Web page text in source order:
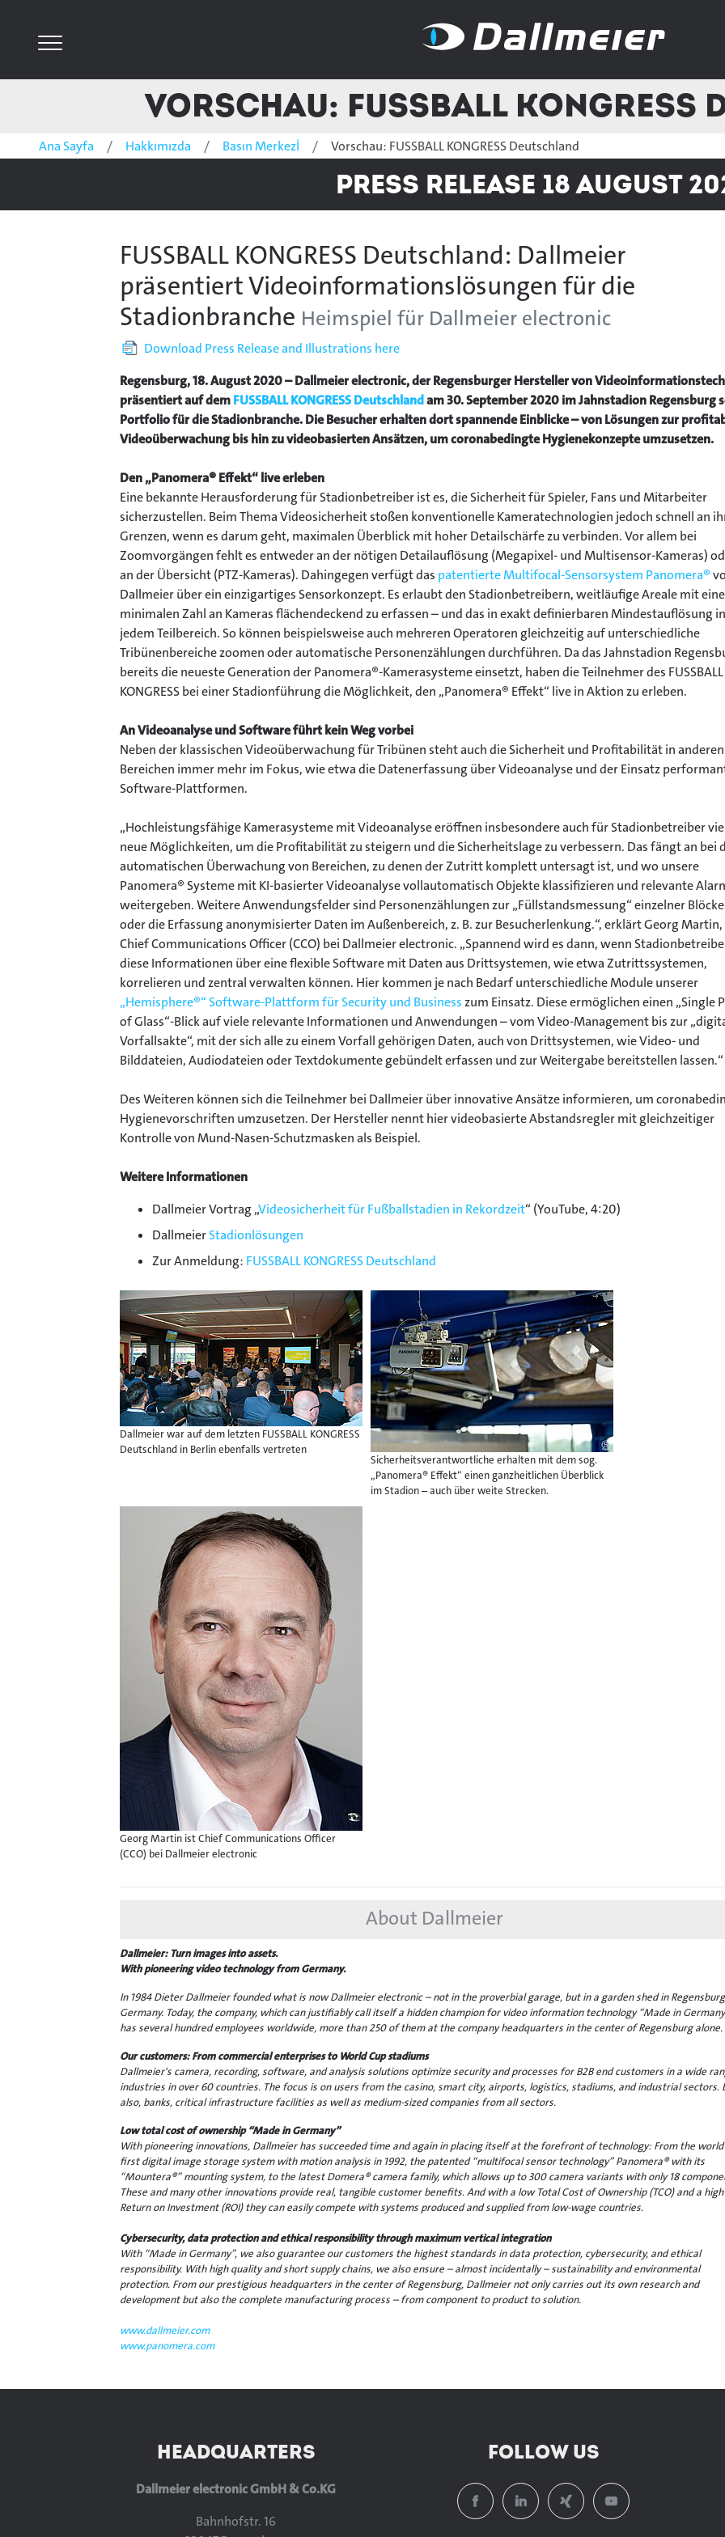
Vorschau: FUSSBALL
Ana Sayfa Hakkımızda Basın Merkezİ Vorschau: FUSSBALL KONGRESS Deutschland
Press Release 18 August
FUSSBALL KONGRESS Deutschland: Dallmeier
präsentiert Videoinformationslösungen für die
Stadionbranche Heimspiel für Dallmeier electronic
Download Press Release and Illustrations here
Regensburg, 18. August 2020 – Dallmeier electronic, der Regensburger Hersteller von
präsentiert auf demFUSSBALL KONGRESS Deutschlandam 30. September 2020 im Jahnstadion Regensburg
Portfolio für die Stadionbranche. Die Besucher erhalten dort spannende Einblicke – von Lösungen zur
Videoüberwachung bis hin zu videobasierten Ansätzen, um coronabedingte Hygienekonzepte umzusetzen.
Den „Panomera® Effekt“ live erleben
Eine bekannte Herausforderung für Stadionbetreiber ist es, die Sicherheit für Spieler, Fans und Mitarbeiter
sicherzustellen. Beim Thema Videosicherheit stoßen konventionelle Kameratechnologien jedoch schnell an
Grenzen, wenn es darum geht, maximalen Überblick mit hoher Detailschärfe zu verbinden. Vor allem bei
Zoomvorgängen fehlt es entweder an der nötigen Detailauflösung (Megapixel- und Multisensor-Kameras)
an der Übersicht (PTZ-Kameras). Dahingegen verfügt das patentierte Multifocal-Sensorsystem Panomera®
Dallmeier über ein einzigartiges Sensorkonzept. Es erlaubt den Stadionbetreibern, weitläufige Areale mit
minimalen Zahl an Kameras flächendeckend zu erfassen – und das in exakt definierbaren Mindestauflösung in
jedem Teilbereich. So können beispielsweise auch mehreren Operatoren gleichzeitig auf unterschiedliche
Tribünenbereiche zoomen oder automatische Personenzählungen durchführen. Da das Jahnstadion
bereits die neueste Generation der Panomera®-Kamerasysteme einsetzt, haben die Teilnehmer des FUSSBALL
KONGRESS bei einer Stadionführung die Möglichkeit, den „Panomera® Effekt“ live in Aktion zu erleben.
An Videoanalyse und Software führt kein Weg vorbei
Neben der klassischen Videoüberwachung für Tribünen steht auch die Sicherheit und Profitabilität in anderen
Bereichen immer mehr im Fokus, wie etwa die Datenerfassung über Videoanalyse und der Einsatz
Software-Plattformen.
„Hochleistungsfähige Kamerasysteme mit Videoanalyse eröffnen insbesondere auch für Stadionbetreiber
neue Möglichkeiten, um die Profitabilität zu steigern und die Sicherheitslage zu verbessern. Das fängt an bei
automatischen Überwachung von Bereichen, zu denen der Zutritt komplett untersagt ist, und wo unsere
Panomera® Systeme mit KI-basierter Videoanalyse vollautomatisch Objekte klassifizieren und relevante
weitergeben. Weitere Anwendungsfelder sind Personenzählungen zur „Füllstandsmessung“ einzelner Blöcke
oder die Erfassung anonymisierter Daten im Außenbereich, z. B. zur Besucherlenkung.“, erklärt Georg Martin,
Chief Communications Officer (CCO) bei Dallmeier electronic. „Spannend wird es dann, wenn
diese Informationen über eine flexible Software mit Daten aus Drittsystemen, wie etwa Zutrittssystemen,
korrelieren und zentral verwalten können. Hier kommen je nach Bedarf unterschiedliche Module unserer
„Hemisphere®“ Software-Plattform für Security und Businesszum Einsatz. Diese ermöglichen einen „Single
of Glass“-Blick auf viele relevante Informationen und Anwendungen – vom Video-Management bis zur
Vorfallsakte“, mit der sich alle zu einem Vorfall gehörigen Daten, auch von Drittsystemen, wie Video- und
Bilddateien, Audiodateien oder Textdokumente gebündelt erfassen und zur Weitergabe bereitstellen lassen.“
Des Weiteren können sich die Teilnehmer bei Dallmeier über innovative Ansätze informieren, um
Hygienevorschriften umzusetzen. Der Hersteller nennt hier videobasierte Abstandsregler mit gleichzeitiger
Kontrolle von Mund-Nasen-Schutzmasken als Beispiel.
Weitere Informationen
Dallmeier Vortrag „Videosicherheit für Fußballstadien in Rekordzeit“ (YouTube, 4:20)
DallmeierStadionlösungen
Zur Anmeldung: FUSSBALL KONGRESS Deutschland
Dallmeier war auf dem letzten FUSSBALL KONGRESS
Deutschland in Berlin ebenfalls vertreten
Sicherheitsverantwortliche erhalten mit dem sog.
„Panomera® Effekt“ einen ganzheitlichen Überblick
im Stadion – auch über weite Strecken.
Georg Martin ist Chief Communications Officer
(CCO) bei Dallmeier electronic
About Dallmeier
Dallmeier: Turn images into assets.
With pioneering video technology from Germany.
In 1984 Dieter Dallmeier founded what is now Dallmeier electronic – not in the proverbial garage, but in a garden shed in
Germany. Today, the company, which can justifiably call itself a hidden champion for video information technology “Made in
has several hundred employees worldwide, more than 250 of them at the company headquarters in the center of Regensburg alone.
Our customers: From commercial enterprises to World Cup stadiums
Dallmeier's camera, recording, software, and analysis solutions optimize security and processes for B2B end customers in a wide
industries in over 60 countries. The focus is on users from the casino, smart city, airports, logistics, stadiums, and industrial sectors.
also, banks, critical infrastructure facilities as well as medium-sized companies from all sectors.
Low total cost of ownership “Made in Germany”
With pioneering innovations, Dallmeier has succeeded time and again in placing itself at the forefront of technology: From the
first digital image storage system with motion analysis in 1992, the patented “multifocal sensor technology” Panomera® with its
“Mountera®” mounting system, to the latest Domera® camera family, which allows up to 300 camera variants with only 18
These and many other innovations provide real, tangible customer benefits. And with a low Total Cost of Ownership (TCO) and a high
Return on Investment (ROI) they can easily compete with systems produced and supplied from low-wage countries.
Cybersecurity, data protection and ethical responsibility through maximum vertical integration
With “Made in Germany”, we also guarantee our customers the highest standards in data protection, cybersecurity, and ethical
responsibility. With high quality and short supply chains, we also ensure – almost incidentally – sustainability and environmental
protection. From our prestigious headquarters in the center of Regensburg, Dallmeier not only carries out its own research and
development but also the complete manufacturing process – from component to product to solution.
www.dallmeier.com
www.panomera.com
HEADQUARTERS
Dallmeier electronic GmbH & Co.KG
Bahnhofstr. 16
FOLLOW US